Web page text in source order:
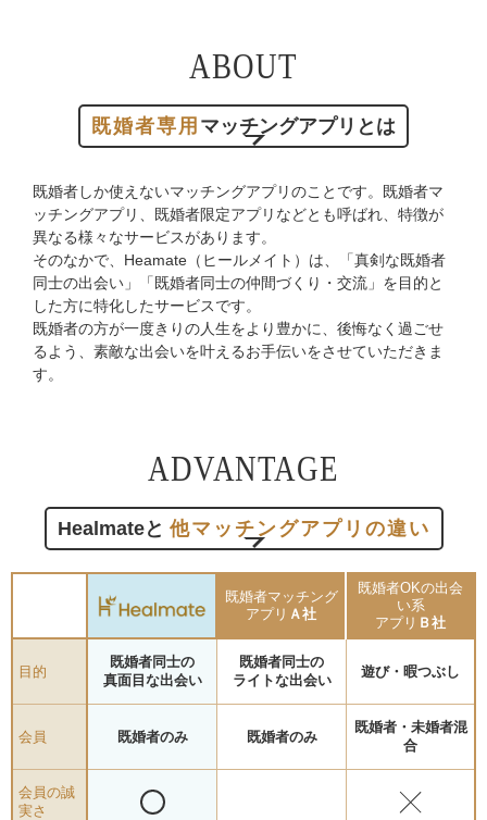
ABOUT
既婚者専用 マッチングアプリとは
既婚者しか使えないマッチングアプリのことです。既婚者マ
ッチングアプリ、 既婚者限定アプリなどとも呼ばれ、特徴が
異なる様々なサービスがあります。
そのなかで、Heamate（ヒールメイト）は、
「真剣な既婚者
同士の出会い」「既婚者同士の仲間づくり・交流」を目的と
した方に特化したサービスです。
既婚者の方が一度きりの人生をより豊かに、後悔なく過ごせ
るよう、 素敵な出会いを叶えるお手伝いをさせていただきま
す。
ADVANTAGE
Healmateと 他マッチングアプリの違い
既婚者マッチング
アプリ Ａ社
既婚者OKの出会
い系
アプリ Ｂ社
目的
既婚者同士の
真面目な出会い
既婚者同士の
ライトな出会い
遊び・暇つぶし
会員 既婚者のみ 既婚者のみ
既婚者・未婚者混
合
会員の誠
実さ